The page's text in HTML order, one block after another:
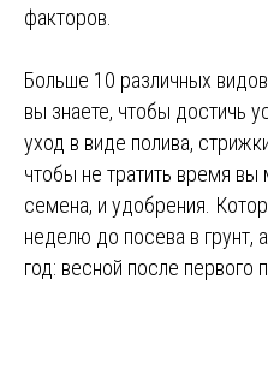
факторов.
Больше 10 различных
вы знаете, чтобы достичь
уход в виде полива,
чтобы не тратить время
семена, и удобрения.
неделю до посева в грунт,
год: весной после первого